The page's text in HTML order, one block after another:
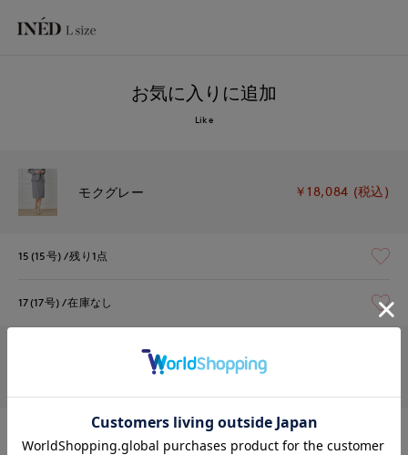
お気に入りに追加
Like
モクグレー ￥18,084 (税込)
15(15号) 残り1点
17(17号) 在庫なし
在庫なし